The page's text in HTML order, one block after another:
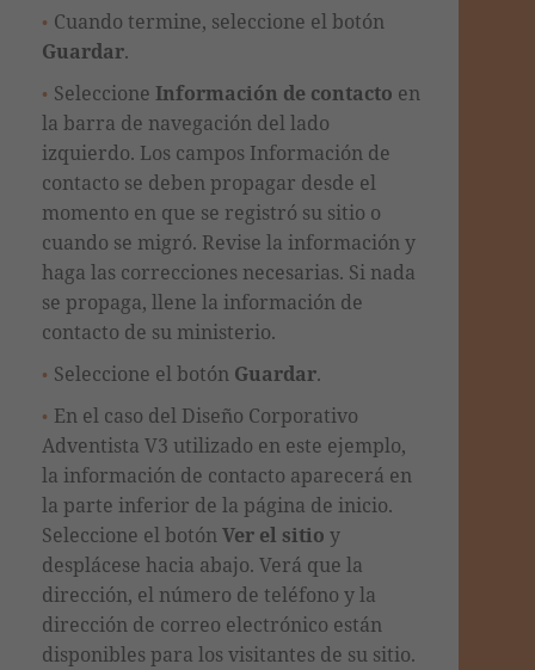
Cuando termine, seleccione el botón
Guardar.
Seleccione Información de contacto en
la barra de navegación del lado
izquierdo. Los campos Información de
contacto se deben propagar desde el
momento en que se registró su sitio o
cuando se migró. Revise la información y
haga las correcciones necesarias. Si nada
se propaga, llene la información de
contacto de su ministerio.
Seleccione el botón Guardar.
En el caso del Diseño Corporativo
Adventista V3 utilizado en este ejemplo,
la información de contacto aparecerá en
la parte inferior de la página de inicio.
Seleccione el botónVer el sitio y
desplácese hacia abajo. Verá que la
dirección, el número de teléfono y la
dirección de correo electrónico están
disponibles para los visitantes de su sitio.